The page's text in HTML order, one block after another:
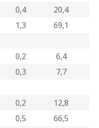
0,4
20,4
1,3 69,1
0,2
6,4
0,3
7,7
0,2
12,8
0,5
66,5